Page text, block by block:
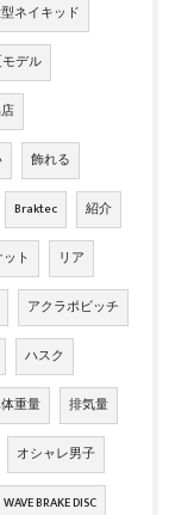
ネイキッド
デル
飾れる
Braktec 紹介
ト リア
アクラポビッチ
ハスク
重量 排気量
オシャレ男子
WAVE BRAKE DISC